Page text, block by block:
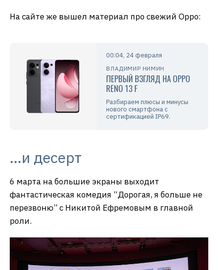
На сайте же вышел материал про свежий Oppo:
00:04, 24 февраля
ВЛАДИМИР НИМИН
ПЕРВЫЙ ВЗГЛЯД НА OPPO
RENO 13 F
Разбираем плюсы и минусы
нового смартфона с
сертификацией IP69.
…и десерт
6 марта на большие экраны выходит
фантастическая комедия “Дорогая, я больше не
перезвоню” с Никитой Ефремовым в главной
роли.